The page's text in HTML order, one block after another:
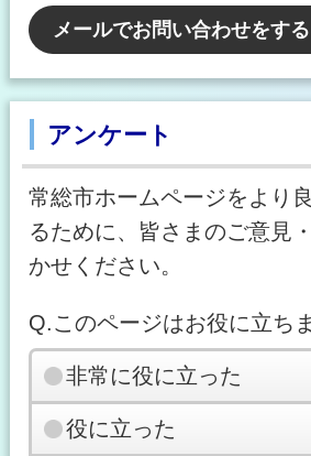
メールでお問い合わせをする
アンケート
常総市ホームページをより
るために、皆さまのご意見
かせください。
Q.このページはお役に立ち
非常に役に立った
役に立った